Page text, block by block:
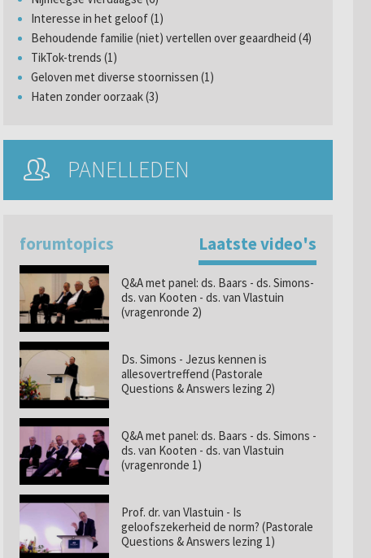
Interesse in het geloof (1)
Behoudende familie (niet) vertellen over geaardheid (4)
TikTok-trends (1)
Geloven met diverse stoornissen (1)
Haten zonder oorzaak (3)
PANELLEDEN
forumtopics Laatste video's
Q&A met panel: ds. Baars - ds. Simons-
ds. van Kooten - ds. van Vlastuin
(vragenronde 2)
Ds. Simons - Jezus kennen is
allesovertreffend (Pastorale
Questions & Answers lezing 2)
Q&A met panel: ds. Baars - ds. Simons -
ds. van Kooten - ds. van Vlastuin
(vragenronde 1)
Prof. dr. van Vlastuin - Is
geloofszekerheid de norm? (Pastorale
Questions & Answers lezing 1)